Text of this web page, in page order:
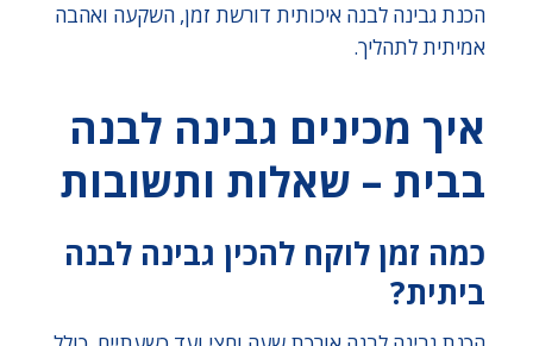
הכנת גבינה לבנה איכותית דורשת זמן, השקעה ואהבה
אמיתית לתהליך.
איך מכינים גבינה לבנה
בבית – שאלות ותשובות
כמה זמן לוקח להכין גבינה לבנה
ביתית?